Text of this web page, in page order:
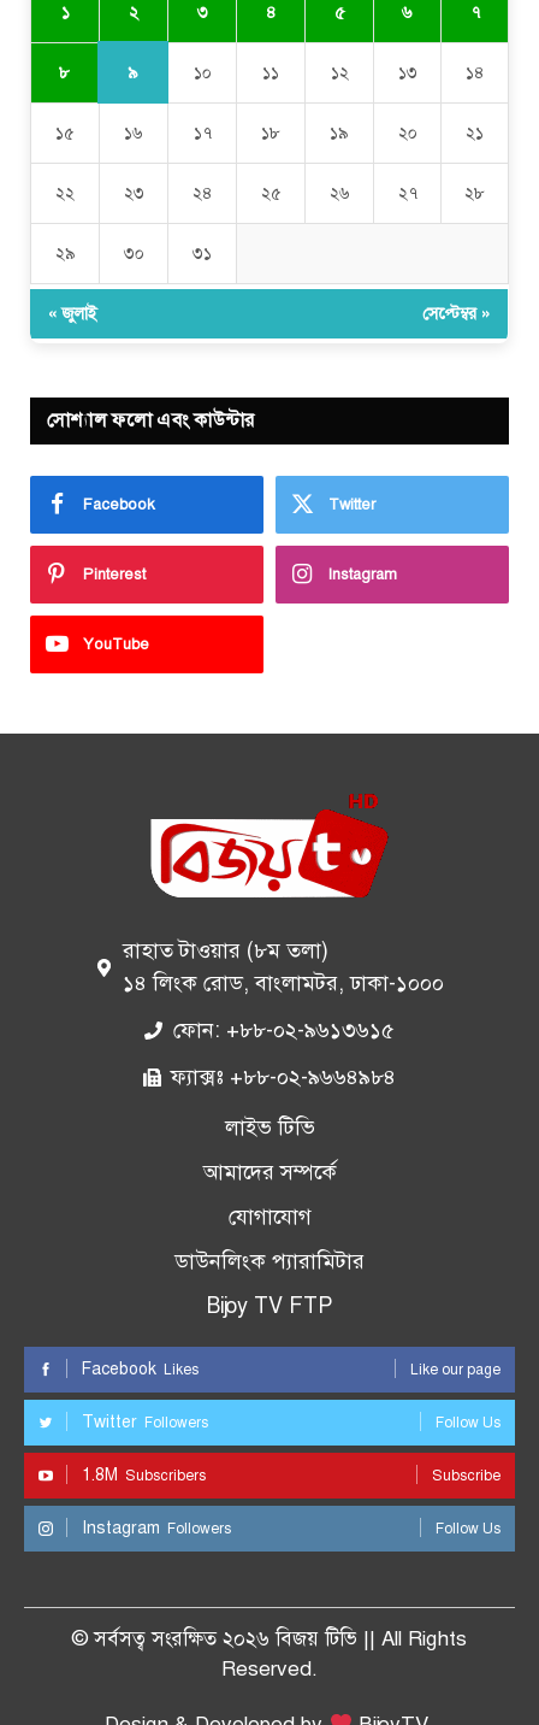
১ ২ ৩ ৪ ৫ ৬ ৭
৮ ৯ ১০ ১১ ১২ ১৩ ১৪
১৫ ১৬ ১৭ ১৮ ১৯ ২০ ২১
২২ ২৩ ২৪ ২৫ ২৬ ২৭ ২৮
২৯ ৩০ ৩১
« জুলাই সেপ্টেম্বর »
সোশ্যাল ফলো এবং কাউন্টার
Facebook Twitter
Pinterest Instagram
YouTube
রাহাত টাওয়ার (৮ম তলা)
১৪ লিংক রোড, বাংলামটর, ঢাকা-১০০০
ফোন: +৮৮-০২-৯৬১৩৬১৫
ফ্যাক্সঃ +৮৮-০২-৯৬৬৪৯৮৪
লাইভ টিভি
আমাদের সম্পর্কে
যোগাযোগ
ডাউনলিংক প্যারামিটার
Bijoy TV FTP
Facebook Likes Like our page
Twitter Followers Follow Us
1.8M Subscribers Subscribe
Instagram Followers Follow Us
© সর্বসত্ব সংরক্ষিত ২০২৬ বিজয় টিভি || All Rights
Reserved.